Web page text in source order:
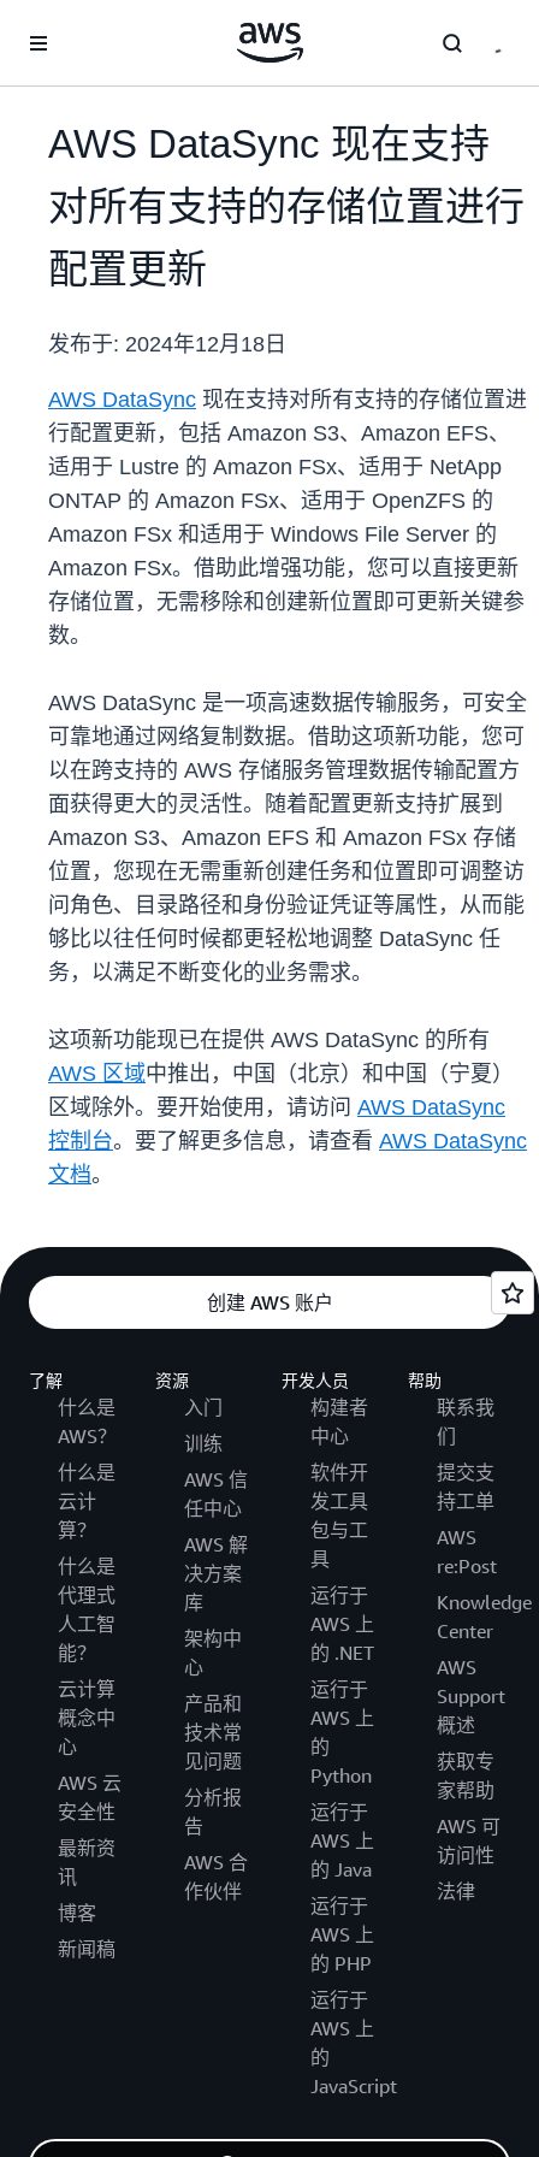
AWS DataSync 现在支持
对所有支持的存储位置进行
配置更新
发布于: 2024年12月18日
AWS DataSync 现在支持对所有支持的存储位置进
行配置更新，包括 Amazon S3、Amazon EFS、
适用于 Lustre 的 Amazon FSx、适用于 NetApp
ONTAP 的 Amazon FSx、适用于 OpenZFS 的
Amazon FSx 和适用于 Windows File Server 的
Amazon FSx。借助此增强功能，您可以直接更新
存储位置，无需移除和创建新位置即可更新关键参
数。
AWS DataSync 是一项高速数据传输服务，可安全
可靠地通过网络复制数据。借助这项新功能，您可
以在跨支持的 AWS 存储服务管理数据传输配置方
面获得更大的灵活性。随着配置更新支持扩展到
Amazon S3、Amazon EFS 和 Amazon FSx 存储
位置，您现在无需重新创建任务和位置即可调整访
问角色、目录路径和身份验证凭证等属性，从而能
够比以往任何时候都更轻松地调整 DataSync 任
务，以满足不断变化的业务需求。
这项新功能现已在提供 AWS DataSync 的所有
AWS 区域中推出，中国（北京）和中国（宁夏）
区域除外。要开始使用，请访问 AWS DataSync
控制台。要了解更多信息，请查看 AWS DataSync
文档。
创建 AWS 账户
了解
什么是
AWS？
什么是
云计
算？
什么是
代理式
人工智
能？
云计算
概念中
心
AWS 云
安全性
最新资
讯
博客
新闻稿
资源
入门
训练
AWS 信
任中心
AWS 解
决方案
库
架构中
心
产品和
技术常
见问题
分析报
告
AWS 合
作伙伴
开发人员
构建者
中心
软件开
发工具
包与工
具
运行于
AWS 上
的 .NET
运行于
AWS 上
的
Python
运行于
AWS 上
的 Java
运行于
AWS 上
的 PHP
运行于
AWS 上
的
JavaScript
帮助
联系我
们
提交支
持工单
AWS
re:Post
Knowledge
Center
AWS
Support
概述
获取专
家帮助
AWS 可
访问性
法律